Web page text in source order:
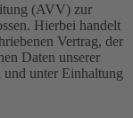
(AVV) zur
Hierbei handelt
Vertrag, der
Daten unserer
und unter Einhaltung